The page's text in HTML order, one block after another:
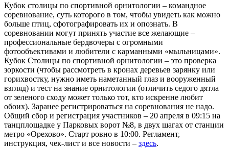
Кубок столицы по спортивной орнитологии – командное
соревнование, суть которого в том, чтобы увидеть как можно
больше птиц, сфотографировать их и опознать. В
соревновании могут принять участие все желающие –
профессиональные бердвочеры с огромными
фотообъективами и любители с карманными «мыльницами».
Кубок Столицы по спортивной орнитологии – это проверка
зоркости (чтобы рассмотреть в кронах деревьев зарянку или
горихвостку, нужно иметь наметанный глаз и вооруженный
взгляд) и тест на знание орнитологии (отличить седого дятла
от зеленого сходу может только тот, кто искренне любит
обоих). Заранее регистрироваться на соревнования не надо.
Общий сбор и регистрация участников – 20 апреля в 09:15 на
танцплощадке у Парковых ворот №8, в двух шагах от станции
метро «Орехово». Старт ровно в 10:00. Регламент,
инструкция, чек-лист и все новости – здесь.